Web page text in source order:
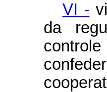
VI -
da